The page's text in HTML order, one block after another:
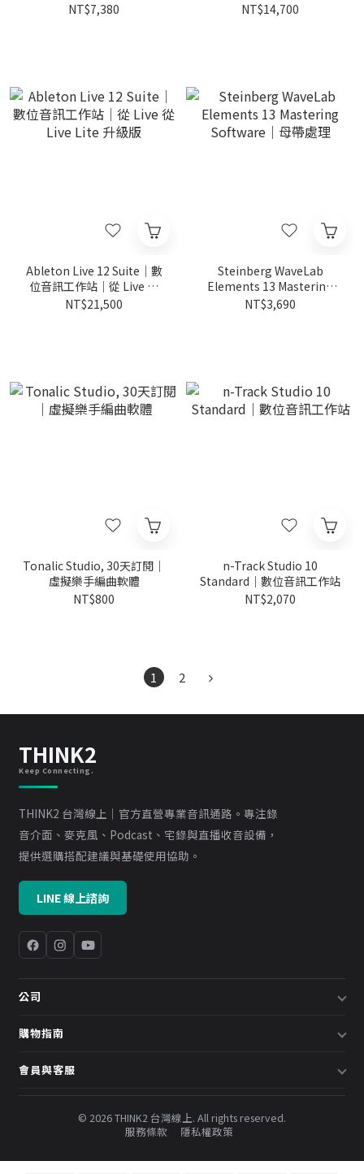
NT$7,380
NT$14,700
Ableton Live 12 Suite｜數
位音訊工作站｜從 Live 從
Live Lite 升級版
NT$21,500
Steinberg WaveLab
Elements 13 Mastering
Software｜母帶處理
NT$3,690
Tonalic Studio, 30天訂閱｜
虛擬樂手編曲軟體
NT$800
n-Track Studio 10
Standard｜數位音訊工作站
NT$2,070
1 2
THINK2
Keep Connecting.
THINK2 台灣線上｜官方直營專業音訊通路。專注錄
音介面、麥克風、Podcast、宅錄與直播收音設備，
提供選購搭配建議與基礎使用協助。
LINE 線上諮詢
公司
關於我們
預約諮詢
購物指南
配送說明
常見問題
會員與客服
會員中心
© 2026 THINK2 台灣線上. All rights reserved.
服務條款
隱私權政策